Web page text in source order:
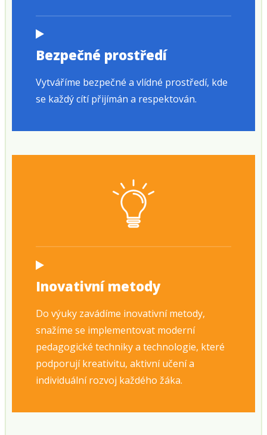
Bezpečné prostředí
Vytváříme bezpečné a vlídné prostředí, kde
se každý cítí přijímán a respektován.
Inovativní metody
Do výuky zavádíme inovativní metody,
snažíme se implementovat moderní
pedagogické techniky a technologie, které
podporují kreativitu, aktivní učení a
individuální rozvoj každého žáka.